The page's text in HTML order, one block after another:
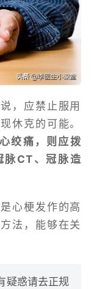
，应禁止服用
休克的可能。
绞痛，则应拨
脉CT、冠脉造
心梗发作的高
法，能够在关
疑惑请去正规